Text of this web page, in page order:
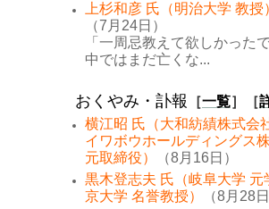
上杉和彦 氏（明治大学 教授
（7月24日）
「一周忌教えて欲しかった
中ではまだ亡くな...
おくやみ・訃報 ［一覧］［
横江昭 氏（大和紡績株式会
イワボウホールディングス株
元取締役）
（8月16日）
黒木登志夫 氏（岐阜大学 元
京大学 名誉教授）
（8月28日